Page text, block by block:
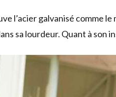
l’acier galvanisé comme
sa lourdeur. Quant à son